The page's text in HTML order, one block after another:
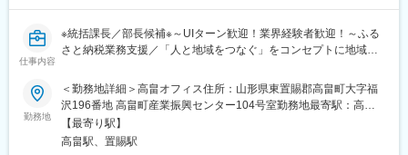
国や自治体の補助金も活用しながら、返礼品を提供する地元の生
産者や事業者に対し、受注・在庫管理のデジタル化やITツールの
導入を支援。事業者の現場に深く入り込み、アナログな事務負担
を軽減。生産者が「ものづくり」や「販路拡大」に専念できる体
■当ポジションの魅力：
◎地域事業者の変化を間近で支える手応え
自身の支援により、地域の生産者がITを使いこなし、売上拡大や
仕事内容
※統括課長／部長候補※～UIターン歓迎！業界経験者歓迎！～ふる
さと納税業務支援／「人と地域をつなぐ」をコンセプトに地域密
■募集の背景：
全国の自治体様に対してふるさと納税業務の総合サポートを提供
している当社は、事業が年々拡大しています。組織体制の強化と
さらなる事業拡大を目指し、今回新たに管理職を募集いたしま
勤務地
＜勤務地詳細＞高畠オフィス住所：山形県東置賜郡高畠町大字福
沢196番地 高畠町産業振興センター104号室勤務地最寄駅：高畠
駅受動喫煙対策：屋内全面禁煙変更の範囲：無
【最寄り駅】
高畠駅、置賜駅